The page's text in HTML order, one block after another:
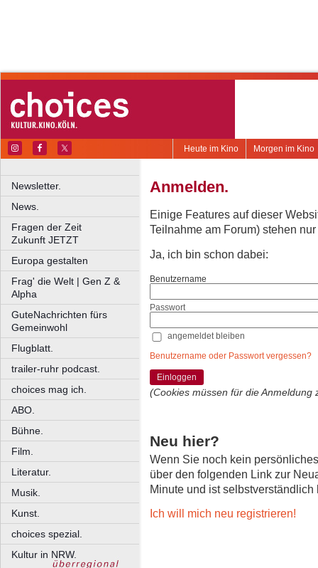
Morgen im Kino
Heute im Kino
Newsletter.
News.
Fragen der Zeit
Zukunft JETZT
Europa gestalten
Frag' die Welt | Gen Z &
Alpha
GuteNachrichten fürs
Gemeinwohl
Flugblatt.
trailer-ruhr podcast.
choices mag ich.
ABO.
Bühne.
Film.
Literatur.
Musik.
Kunst.
choices spezial.
Kultur in NRW.
Anmelden.
Einige Features auf dieser
Teilnahme am Forum) stehen
Ja, ich bin schon dabei:
Benutzername
Passwort
angemeldet bleiben
Benutzername oder Passwort vergessen?
Einloggen
(Cookies müssen für die Anmeldung
Neu hier?
Wenn Sie noch kein
über den folgenden Link zur
Minute und ist selbstverständlich
Ich will mich neu registrieren!